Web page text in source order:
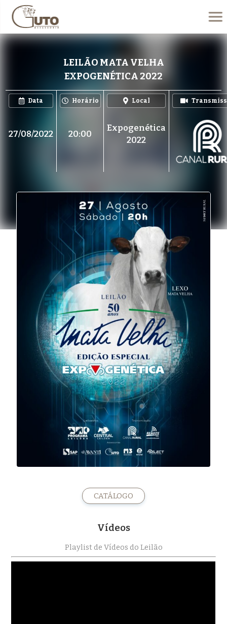
LEILÃO MATA VELHA
EXPOGENÉTICA 2022
Data
27/08/2022
Horário
20:00
Local
Expogenética
2022
CATÁLOGO
Vídeos
Playlist de Vídeos do Leilão